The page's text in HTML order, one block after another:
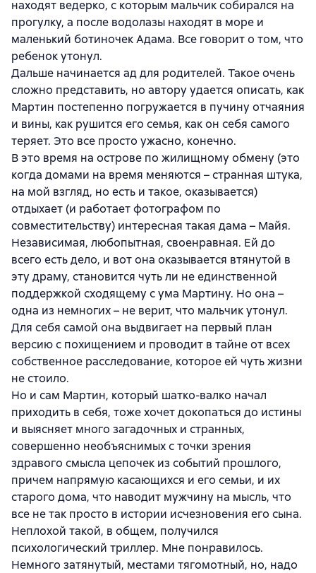
находят ведерко, с которым мальчик собирался на
прогулку, а после водолазы находят в море и
маленький ботиночек Адама. Все говорит о том, что
ребенок утонул.
Дальше начинается ад для родителей. Такое очень
сложно представить, но автору удается описать, как
Мартин постепенно погружается в пучину отчаяния
и вины, как рушится его семья, как он себя самого
теряет. Это все просто ужасно, конечно.
В это время на острове по жилищному обмену (это
когда домами на время меняются – странная штука,
на мой взгляд, но есть и такое, оказывается)
отдыхает (и работает фотографом по
совместительству) интересная такая дама – Майя.
Независимая, любопытная, своенравная. Ей до
всего есть дело, и вот она оказывается втянутой в
эту драму, становится чуть ли не единственной
поддержкой сходящему с ума Мартину. Но она –
одна из немногих – не верит, что мальчик утонул.
Для себя самой она выдвигает на первый план
версию с похищением и проводит в тайне от всех
собственное расследование, которое ей чуть жизни
не стоило.
Но и сам Мартин, который шатко-валко начал
приходить в себя, тоже хочет докопаться до истины
и выясняет много загадочных и странных,
совершенно необъяснимых с точки зрения
здравого смысла цепочек из событий прошлого,
причем напрямую касающихся и его семьи, и их
старого дома, что наводит мужчину на мысль, что
все не так просто в истории исчезновения его сына.
Неплохой такой, в общем, получился
психологический триллер. Мне понравилось.
Немного затянутый, местами тягомотный, но, надо